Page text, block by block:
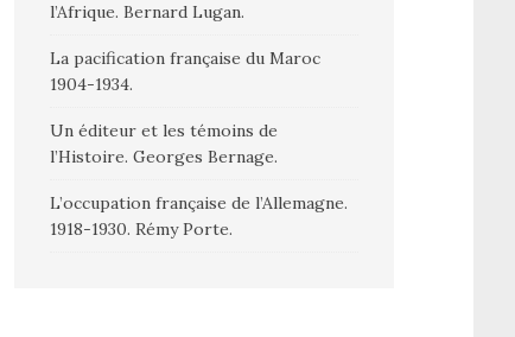
l’Afrique. Bernard Lugan.
La pacification française du Maroc
1904-1934.
Un éditeur et les témoins de
l’Histoire. Georges Bernage.
L’occupation française de l’Allemagne.
1918-1930. Rémy Porte.